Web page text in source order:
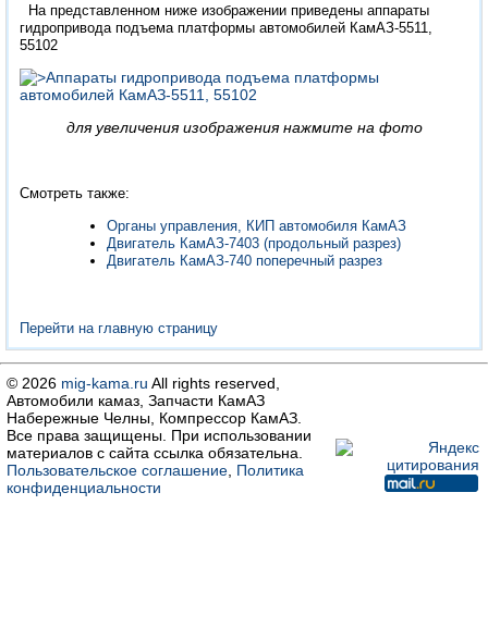
На представленном ниже изображении приведены аппараты
гидропривода подъема платформы автомобилей КамАЗ-5511,
55102
для увеличения изображения нажмите на фото
Смотреть также:
Органы управления, КИП автомобиля КамАЗ
Двигатель КамАЗ-7403 (продольный разрез)
Двигатель КамАЗ-740 поперечный разрез
Перейти на главную страницу
© 2026 mig-kama.ru All rights reserved,
Автомобили камаз, Запчасти КамАЗ
Набережные Челны, Компрессор КамАЗ.
Все права защищены. При использовании
материалов с сайта ссылка обязательна.
Пользовательское соглашение Политика
конфиденциальности